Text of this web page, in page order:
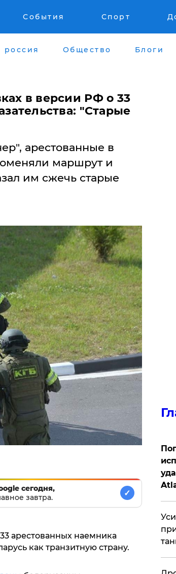
События Спорт
россия Общество Блоги
в версии РФ о 33
"Старые
арестованные в
маршрут и
им сжечь старые
сегодня,
завтра.
✓
арестованных наемника
как транзитную страну.